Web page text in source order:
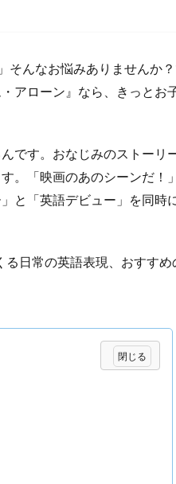
そんなお悩みありませんか
アローン』なら、きっとお
です。おなじみのストーリ
。「映画のあのシーンだ！
と「英語デビュー」を同時
る日常の英語表現、おすすめ